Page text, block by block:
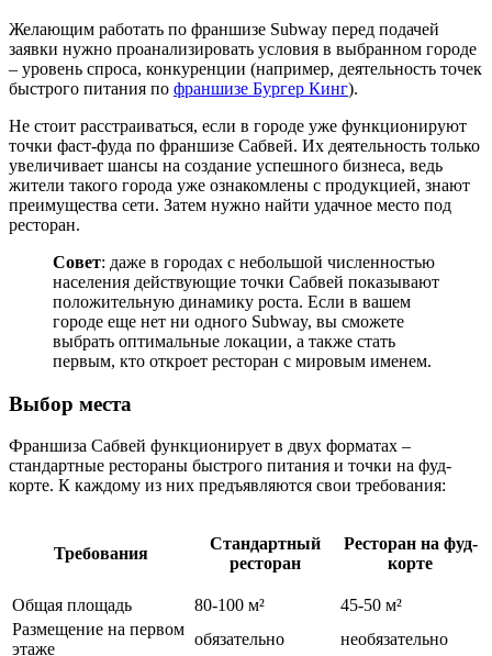
Желающим работать по франшизе Subway перед подачей
заявки нужно проанализировать условия в выбранном городе
– уровень спроса, конкуренции (например, деятельность точек
быстрого питания по франшизе Бургер Кинг).
Не стоит расстраиваться, если в городе уже функционируют
точки фаст-фуда по франшизе Сабвей. Их деятельность только
увеличивает шансы на создание успешного бизнеса, ведь
жители такого города уже ознакомлены с продукцией, знают
преимущества сети. Затем нужно найти удачное место под
ресторан.
Совет: даже в городах с небольшой численностью
населения действующие точки Сабвей показывают
положительную динамику роста. Если в вашем
городе еще нет ни одного Subway, вы сможете
выбрать оптимальные локации, а также стать
первым, кто откроет ресторан с мировым именем.
Выбор места
Франшиза Сабвей функционирует в двух форматах –
стандартные рестораны быстрого питания и точки на фуд-
корте. К каждому из них предъявляются свои требования:
Требования
Стандартный
ресторан
Ресторан на фуд-
корте
Общая площадь 80-100 м²
45-50 м²
Размещение на первом
этаже
обязательно
необязательно